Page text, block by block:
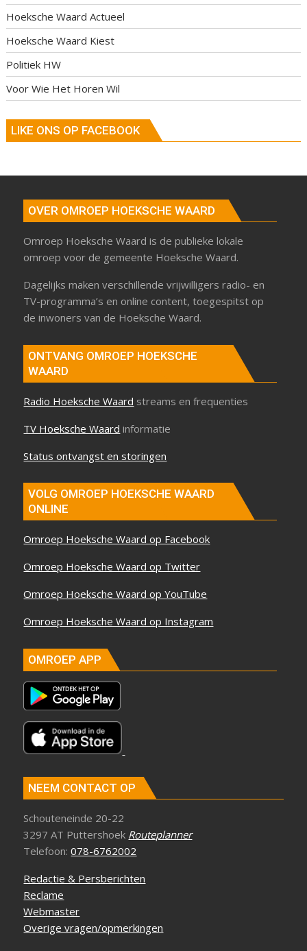
Hoeksche Waard Actueel
Hoeksche Waard Kiest
Politiek HW
Voor Wie Het Horen Wil
LIKE ONS OP FACEBOOK
OVER OMROEP HOEKSCHE WAARD
Omroep Hoeksche Waard is de publieke lokale
omroep voor de gemeente Hoeksche Waard.
Dagelijks maken verschillende vrijwilligers radio- en
TV-programma’s en online content, toegespitst op
de inwoners van de Hoeksche Waard.
ONTVANG OMROEP HOEKSCHE
WAARD
Radio Hoeksche Waard streams en frequenties
TV Hoeksche Waard informatie
Status ontvangst en storingen
VOLG OMROEP HOEKSCHE WAARD
ONLINE
Omroep Hoeksche Waard op Facebook
Omroep Hoeksche Waard op Twitter
Omroep Hoeksche Waard op YouTube
Omroep Hoeksche Waard op Instagram
OMROEP APP
NEEM CONTACT OP
Schouteneinde 20-22
3297 AT Puttershoek Routeplanner
Telefoon:078-6762002
Redactie & Persberichten
Reclame
Webmaster
Overige vragen/opmerkingen